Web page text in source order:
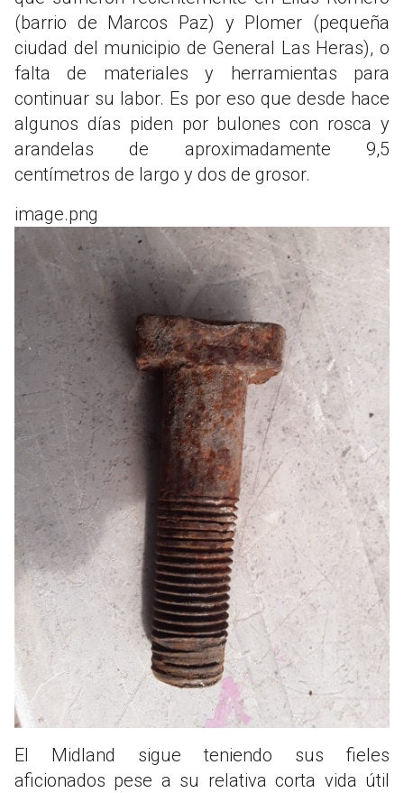
(barrio de Marcos Paz) y Plomer (pequeña
ciudad del municipio de General Las Heras), o
falta de materiales y herramientas para
continuar su labor. Es por eso que desde hace
algunos días piden por bulones con rosca y
arandelas de aproximadamente 9,5
centímetros de largo y dos de grosor.
image.png
El Midland sigue teniendo sus fieles
aficionados pese a su relativa corta vida útil